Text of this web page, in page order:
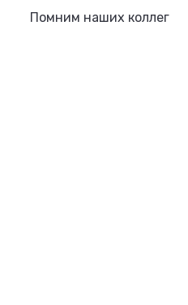
Помним наших коллег